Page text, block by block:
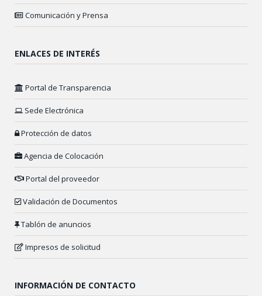
Comunicación y Prensa
ENLACES DE INTERÉS
Portal de Transparencia
Sede Electrónica
Protección de datos
Agencia de Colocación
Portal del proveedor
Validación de Documentos
Tablón de anuncios
Impresos de solicitud
INFORMACIÓN DE CONTACTO